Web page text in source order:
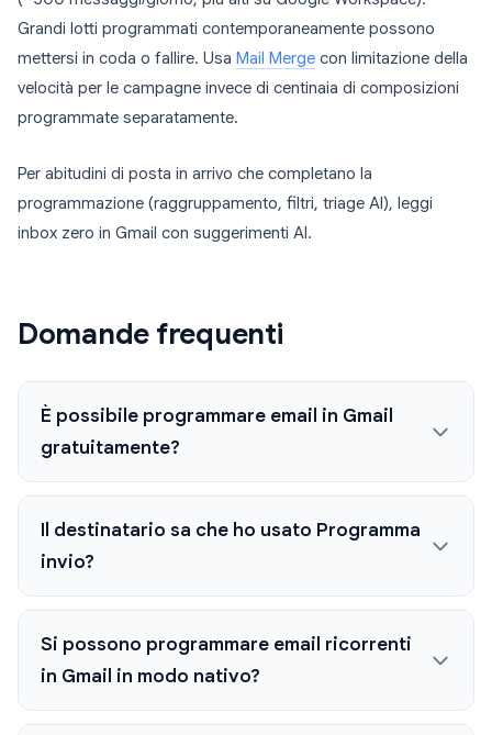
Grandi lotti programmati contemporaneamente possono
mettersi in coda o fallire. Usa Mail Merge con limitazione della
velocità per le campagne invece di centinaia di composizioni
programmate separatamente.
Per abitudini di posta in arrivo che completano la
programmazione (raggruppamento, filtri, triage AI), leggi
inbox zero in Gmail con suggerimenti AI.
Domande frequenti
È possibile programmare email in Gmail
gratuitamente?
Il destinatario sa che ho usato Programma
invio?
Si possono programmare email ricorrenti
in Gmail in modo nativo?